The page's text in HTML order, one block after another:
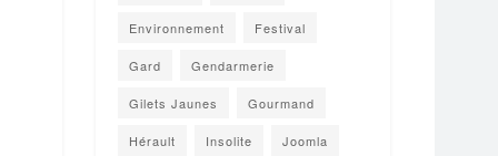
Environnement Festival
Gard Gendarmerie
Gilets Jaunes Gourmand
Hérault Insolite Joomla